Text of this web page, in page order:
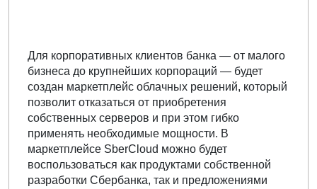
Для корпоративных клиентов банка — от малого
бизнеса до крупнейших корпораций — будет
создан маркетплейс облачных решений, который
позволит отказаться от приобретения
собственных серверов и при этом гибко
применять необходимые мощности. В
маркетплейсе SberCloud можно будет
воспользоваться как продуктами собственной
разработки Сбербанка, так и предложениями